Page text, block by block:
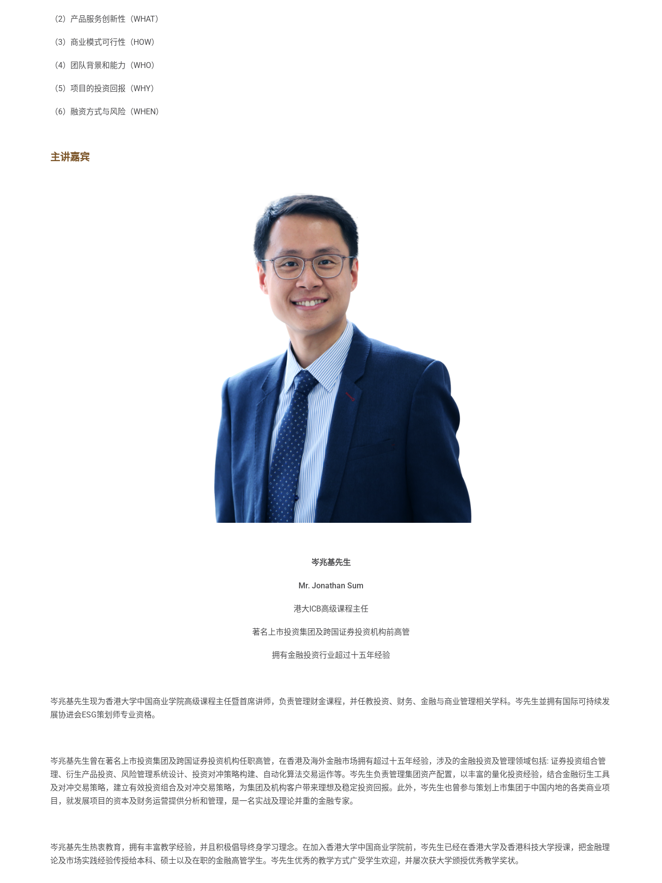
（2）产品服务创新性（WHAT）
（3）商业模式可行性（HOW）
（4）团队背景和能力（WHO）
（5）项目的投资回报（WHY）
（6）融资方式与风险（WHEN）
主讲嘉宾
岑兆基先生
Mr. Jonathan Sum
港大ICB高级课程主任
著名上市投资集团及跨国证券投资机构前高管
拥有金融投资行业超过十五年经验
岑兆基先生现为香港大学中国商业学院高级课程主任暨首席讲师，负责管理财金课程，并任教投资、财务、金融与商业管理相关学科。岑先生並拥有国际可持续发
展协进会ESG策划师专业资格。
岑兆基先生曾在著名上市投资集团及跨国证券投资机构任职高管，在香港及海外金融市场拥有超过十五年经验，涉及的金融投资及管理领域包括: 证券投资组合管
理、衍生产品投资、风险管理系统设计、投资对冲策略构建、自动化算法交易运作等。岑先生负责管理集团资产配置，以丰富的量化投资经验，结合金融衍生工具
及对冲交易策略，建立有效投资组合及对冲交易策略，为集团及机构客户带来理想及稳定投资回报。此外，岑先生也曾参与策划上市集团于中国内地的各类商业项
目，就发展项目的资本及财务运营提供分析和管理，是一名实战及理论并重的金融专家。
岑兆基先生热衷教育，拥有丰富教学经验，并且积极倡导终身学习理念。在加入香港大学中国商业学院前，岑先生已经在香港大学及香港科技大学授课，把金融理
论及市场实践经验传授给本科、硕士以及在职的金融高管学生。岑先生优秀的教学方式广受学生欢迎，并屡次获大学颁授优秀教学奖状。